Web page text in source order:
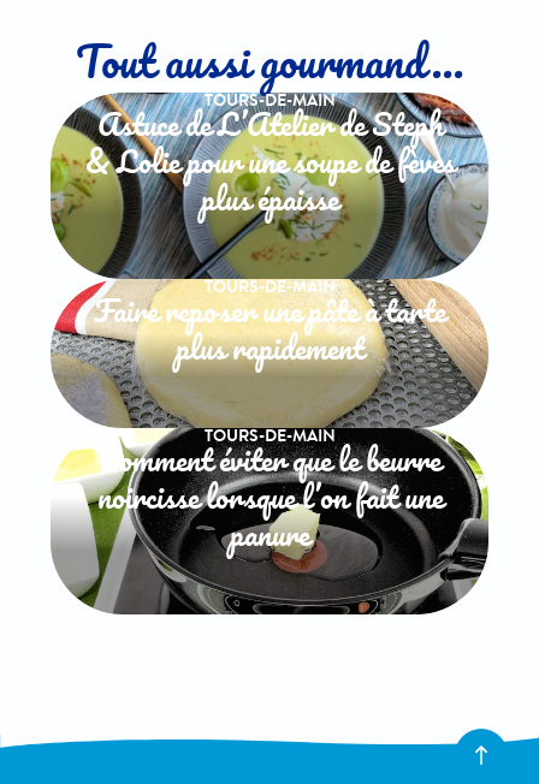
Tout aussi gourmand...
TOURS-DE-MAIN
Astuce de L’Atelier de Steph
& Lolie pour une soupe de fèves
plus épaisse
TOURS-DE-MAIN
Faire reposer une pâte à tarte
plus rapidement
TOURS-DE-MAIN
Comment éviter que le beurre
noircisse lorsque l’on fait une
panure